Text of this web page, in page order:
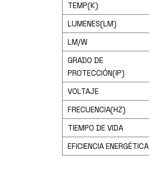
TEMP(K)
LUMENES(LM)
LM/W
GRADO DE
PROTECCIÓN(IP)
VOLTAJE
FRECUENCIA(HZ)
TIEMPO DE VIDA
EFICIENCIA ENERGÉTICA